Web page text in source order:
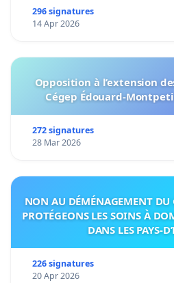
296 signatures
14 Apr 2026
Opposition à l’extension
Cégep Édouard-
272 signatures
28 Mar 2026
NON AU DÉMÉNAGEMENT
PROTÉGEONS LES SOINS À
DANS LES PAYS-
226 signatures
20 Apr 2026